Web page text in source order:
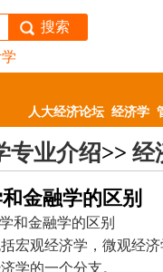
搜索
人大经济论坛 经济学
专业介绍>> 经
金融学的区别
和金融学的区别
宏观经济学，微观经
学的一个分支。